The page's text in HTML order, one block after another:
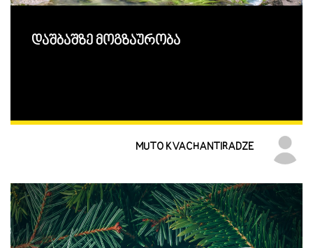
დაშბაშზე მოგზაურობა
MUTO KVACHANTIRADZE